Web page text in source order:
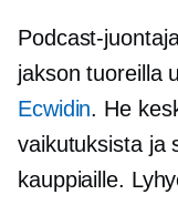
Podcast-
jakson tuoreilla
Ecwidin. He
vaikutuksista ja
kauppiaille.